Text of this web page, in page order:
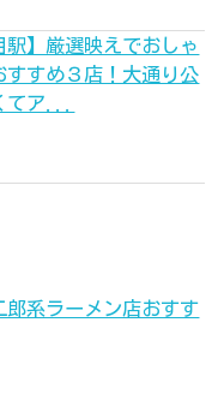
駅】厳選映えでおしゃ
すすめ３店！大通り公
てア...
郎系ラーメン店おすす